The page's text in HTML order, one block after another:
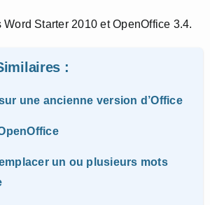
Starter 2010 et OpenOffice 3.4.
:
une ancienne version d’Office
un ou plusieurs mots